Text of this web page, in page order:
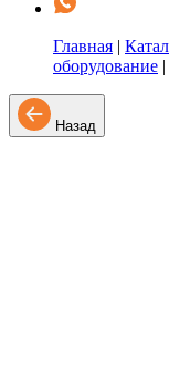
Главная |
оборудование |
Назад